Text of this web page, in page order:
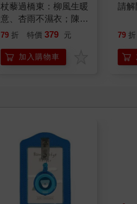
杖藜過橋東：柳風生暖
意、杏雨不濕衣；陳亮
恭談以心轉境的適齡漫
79 折 特價 379 元
加入購物車
請解
79 折